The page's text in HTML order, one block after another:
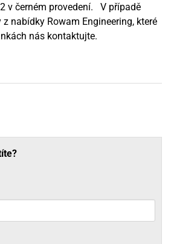
v černém provedení. V případě
nabídky Rowam Engineering, které
nás kontaktujte.